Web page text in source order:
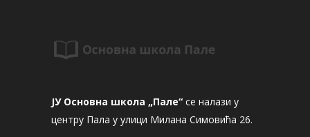
ЈУ Основна школа „Пале“ се налази у
центру Пала у улици Милана Симовића 26.